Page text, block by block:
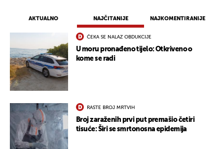
AKTUALNO NAJČITANIJE NAJKOMENTIRANIJE
ČEKA SE NALAZ OBDUKCIJE
U moru pronađeno tijelo: Otkriveno o
kome se radi
RASTE BROJ MRTVIH
Broj zaraženih prvi put premašio četiri
tisuće: Širi se smrtonosna epidemija